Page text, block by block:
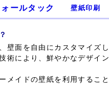
ォールタック 壁紙印刷
壁面を自由にカスタマイズ
術により、鮮やかなデザイ
メイドの壁紙を利用するこ